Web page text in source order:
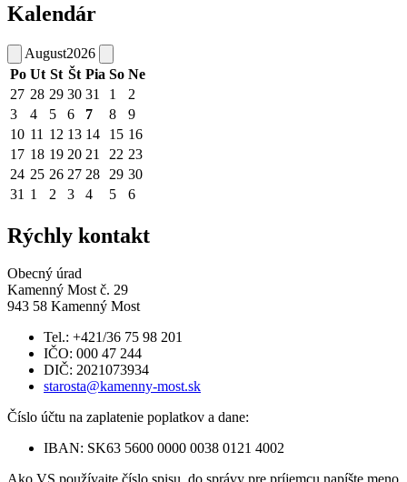
Kalendár
August2026
Po Ut St Št Pia So Ne
27 28 29 30 31 1
2
3
4 5 6 7 8
9
10 11 12 13 14 15 16
17 18 19 20 21 22 23
24 25 26 27 28 29 30
31 1 2 3 4 5 6
Rýchly kontakt
Obecný úrad
Kamenný Most č. 29
943 58 Kamenný Most
Tel.: +421/36 75 98 201
IČO: 000 47 244
DIČ: 2021073934
starosta@kamenny-most.sk
Číslo účtu na zaplatenie poplatkov a dane:
IBAN: SK63 5600 0000 0038 0121 4002